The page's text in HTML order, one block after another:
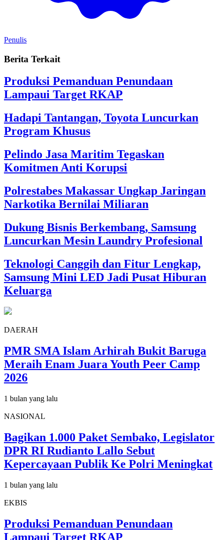
Penulis
Berita Terkait
Produksi Pemanduan Penundaan
Lampaui Target RKAP
Hadapi Tantangan, Toyota Luncurkan
Program Khusus
Pelindo Jasa Maritim Tegaskan
Komitmen Anti Korupsi
Polrestabes Makassar Ungkap Jaringan
Narkotika Bernilai Miliaran
Dukung Bisnis Berkembang, Samsung
Luncurkan Mesin Laundry Profesional
Teknologi Canggih dan Fitur Lengkap,
Samsung Mini LED Jadi Pusat Hiburan
Keluarga
DAERAH
PMR SMA Islam Arhirah Bukit Baruga
Meraih Enam Juara Youth Peer Camp
2026
1 bulan yang lalu
NASIONAL
Bagikan 1.000 Paket Sembako, Legislator
DPR RI Rudianto Lallo Sebut
Kepercayaan Publik Ke Polri Meningkat
1 bulan yang lalu
EKBIS
Produksi Pemanduan Penundaan
Lampaui Target RKAP